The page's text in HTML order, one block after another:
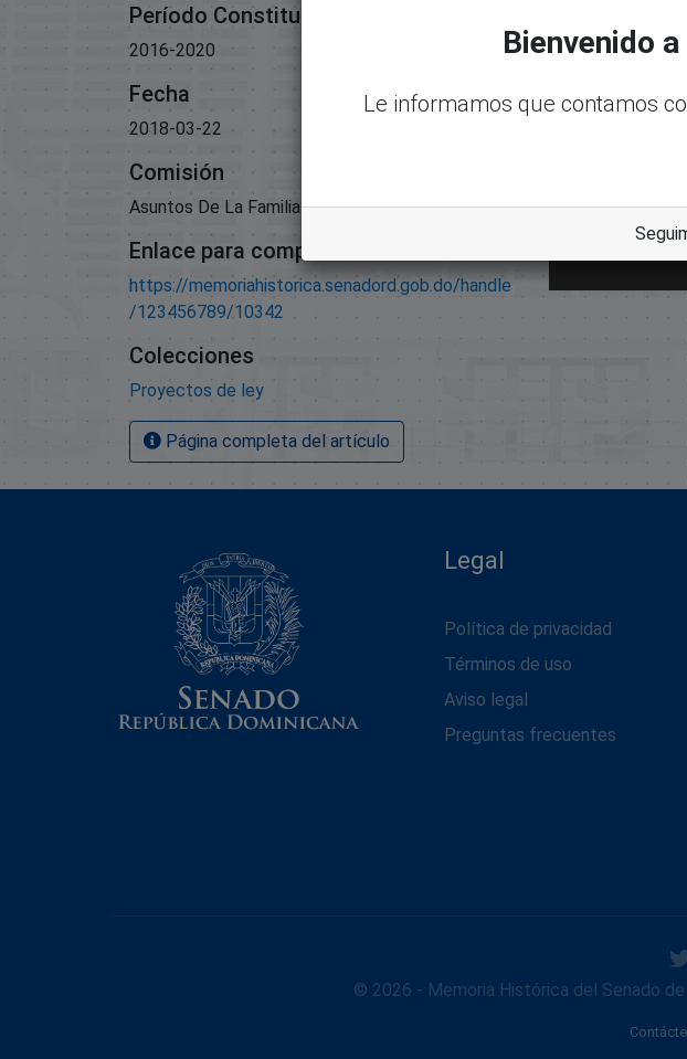
Período Constitucional
2016-2020
Fecha
2018-03-22
Comisión
Asuntos De La Familia Y Equidad De Género;
Enlace para compartir este artículo
https://memoriahistorica.senadord.gob.do/handle
/123456789/10342
Colecciones
Proyectos de ley
Página completa del artículo
Legal
Política de privacidad
Términos de uso
Aviso legal
Preguntas frecuentes
© 2026 - Memoria Histórica del Senado
Bienvenido
Le informamos que contamos